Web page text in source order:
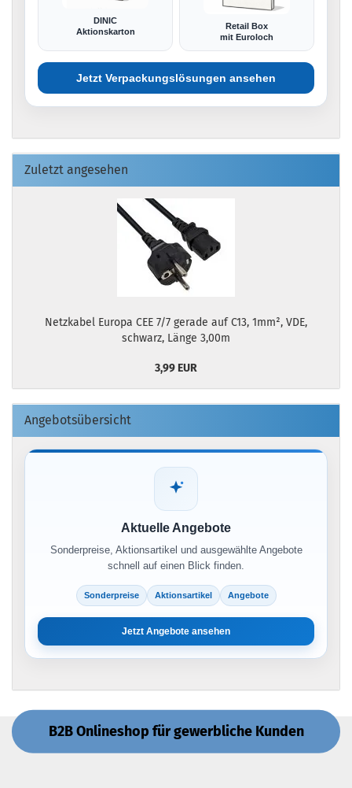
DINIC
Aktionskarton
Retail Box
mit Euroloch
Jetzt Verpackungslösungen ansehen
Zuletzt angesehen
Netzkabel Europa CEE 7/7 gerade auf C13, 1mm², VDE,
schwarz, Länge 3,00m
3,99 EUR
Angebotsübersicht
Aktuelle Angebote
Sonderpreise, Aktionsartikel und ausgewählte Angebote
schnell auf einen Blick finden.
Sonderpreise Aktionsartikel Angebote
Jetzt Angebote ansehen
B2B Onlineshop für gewerbliche Kunden